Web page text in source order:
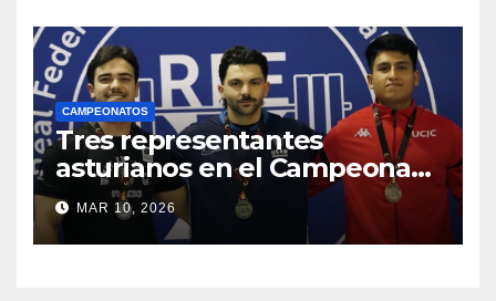
CAMPEONATOS
Tres representantes
asturianos en el Campeonato
de España Universitario 2026
MAR 10, 2026